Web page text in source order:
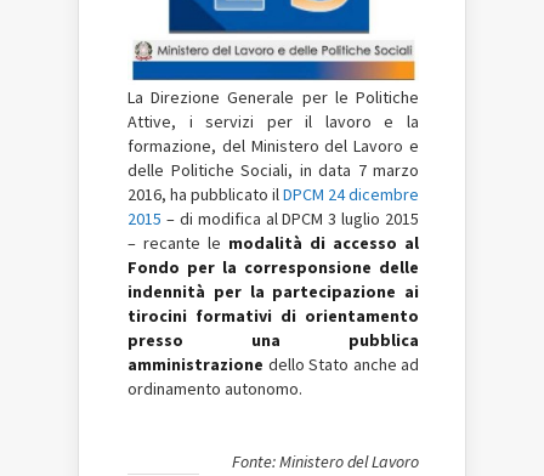
La Direzione Generale per le Politiche
Attive, i servizi per il lavoro e la
formazione, del Ministero del Lavoro e
delle Politiche Sociali, in data 7 marzo
2016, ha pubblicato ilDPCM 24 dicembre
2015 – di modifica al DPCM 3 luglio 2015
– recante le modalità di accesso al
Fondo per la corresponsione delle
indennità per la partecipazione ai
tirocini formativi di orientamento
presso una pubblica
amministrazione dello Stato anche ad
ordinamento autonomo.
Fonte: Ministero del Lavoro